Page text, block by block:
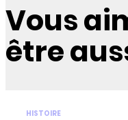
Vous
être
HISTOIRE